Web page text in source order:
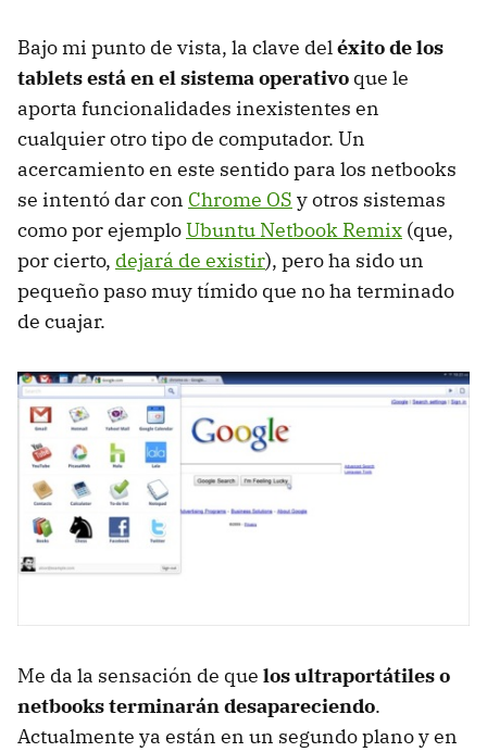
Bajo mi punto de vista, la clave deléxito de los
tablets está en el sistema operativo que le
aporta funcionalidades inexistentes en
cualquier otro tipo de computador. Un
acercamiento en este sentido para los netbooks
se intentó dar con Chrome OS y otros sistemas
como por ejemploUbuntu Netbook Remix (que,
por cierto, dejará de existir), pero ha sido un
pequeño paso muy tímido que no ha terminado
de cuajar.
Me da la sensación de que los ultraportátiles o
netbooks terminarán desapareciendo.
Actualmente ya están en un segundo plano y en